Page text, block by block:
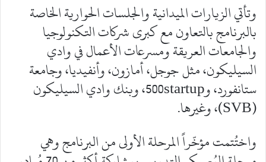
وتأتي الزيارات الميدانية والجلسات الحوارية الخاصة
بالبرنامج بالتعاون مع كبرى شركات التكنولوجيا
والجامعات العريقة ومسرعات الأعمال في وادي
السيليكون، مثل جوجل، أمازون، وأنفيديا، وجامعة
ستانفورد، و500startup، وبنك وادي السيليكون
(SVB)، وغيرها.
واختُتمت مؤخّراً المرحلة الأولى من البرنامج وهي